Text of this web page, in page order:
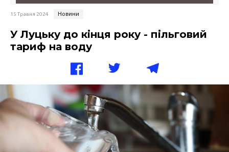
15 Травня 2024 Новини
У Луцьку до кінця року - пільговий
тариф на воду